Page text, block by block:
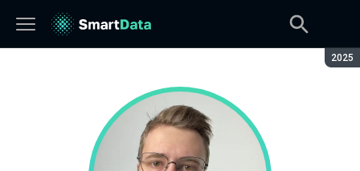
2025